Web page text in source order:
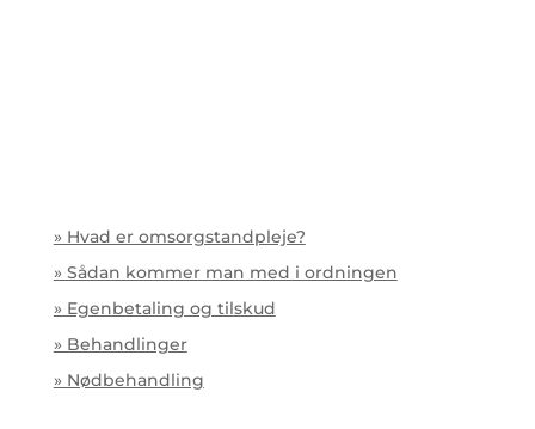
» Hvad er omsorgstandpleje?
» Sådan kommer man med i ordningen
» Egenbetaling og tilskud
» Behandlinger
» Nødbehandling